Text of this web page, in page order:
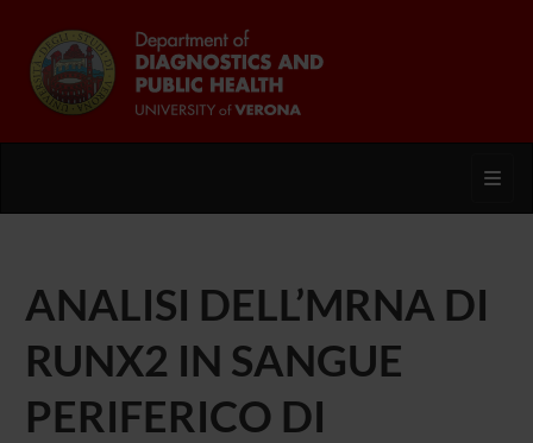
ANALISI DELL’MRNA DI
RUNX2 IN SANGUE
PERIFERICO DI